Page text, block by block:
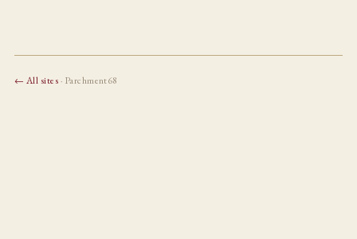
← All sites· Parchment68